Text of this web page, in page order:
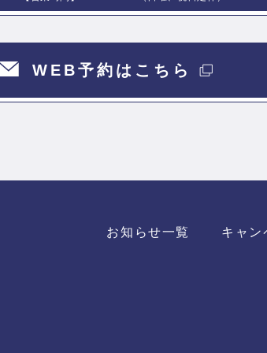
WEB予約はこちら
お知らせ一覧 キャン